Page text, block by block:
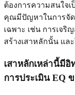
ต้องการความสนใจ
คุณมีปัญหาในการจัด
เฉพาะ เช่น การเจริ
สร้างเสาหลักนั้น แ
เสาหลักเหล่านี้มี
การประเมิน EQ